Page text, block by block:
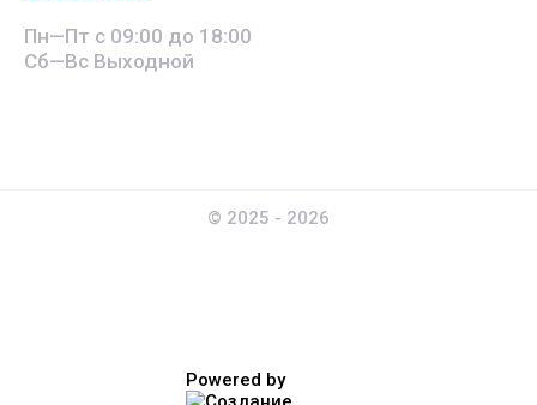
Пн—Пт с 09:00 до 18:00
Сб—Вс Выходной
© 2025 - 2026
Powered by